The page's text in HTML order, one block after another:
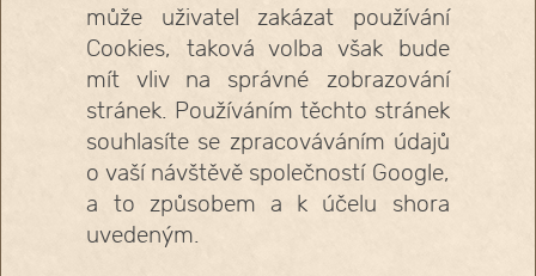
může uživatel zakázat používání
Cookies, taková volba však bude
mít vliv na správné zobrazování
stránek. Používáním těchto stránek
souhlasíte se zpracováváním údajů
o vaší návštěvě společností Google,
a to způsobem a k účelu shora
uvedeným.